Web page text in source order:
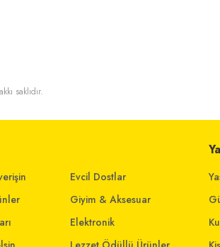
saklıdır.
Evcil Dostlar
Giyim & Aksesuar
Elektronik